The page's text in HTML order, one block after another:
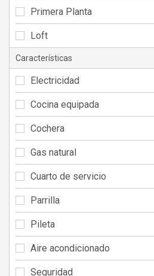
Primera Planta
Loft
Características
Electricidad
Cocina equipada
Cochera
Gas natural
Cuarto de servicio
Parrilla
Pileta
Aire acondicionado
Seguridad